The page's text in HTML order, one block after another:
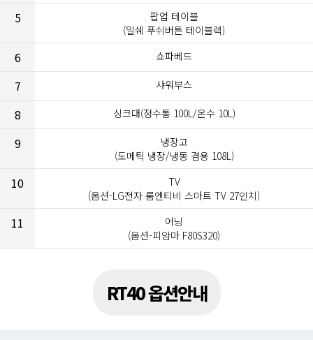
5
팝업 테이블
(일쉐 푸쉬버튼 테이블렉)
6 쇼파베드
7 샤워부스
8 싱크대(정수통 100L/온수 10L)
9
냉장고
(도메틱 냉장/냉동 겸용 108L)
10
TV
(옵션-LG전자 룸엔티비 스마트 TV 27인치)
11
어닝
(옵션-피암마 F80S320)
RT40 옵션안내